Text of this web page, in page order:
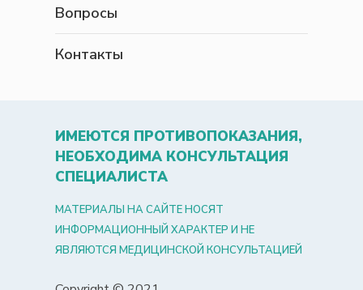
Вопросы
Контакты
ИМЕЮТСЯ ПРОТИВОПОКАЗАНИЯ,
НЕОБХОДИМА КОНСУЛЬТАЦИЯ
СПЕЦИАЛИСТА
МАТЕРИАЛЫ НА САЙТЕ НОСЯТ
ИНФОРМАЦИОННЫЙ ХАРАКТЕР И НЕ
ЯВЛЯЮТСЯ МЕДИЦИНСКОЙ КОНСУЛЬТАЦИЕЙ